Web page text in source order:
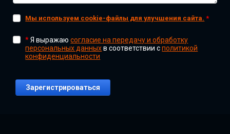
Мы используем cookie-файлы для улучшения сайта. *
*Я выражаюсогласие на передачу и обработку
персональных данныхв соответствии сполитикой
конфиденциальности